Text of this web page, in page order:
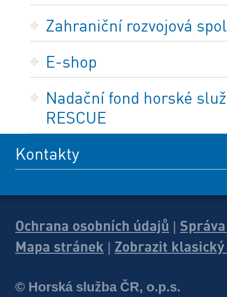
Zahraniční rozvojová
E-shop
Nadační fond horské
RESCUE
Kontakty
Ochrana osobních údajů
Mapa stránek
Zobrazit
© Horská služba ČR, o.p.s.